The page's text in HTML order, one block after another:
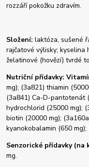
rozzáří pokožku zdravím.
Složení: laktóza, sušené
rajčatové výlisky; kyselina
želatinové (hovězí) tvrdé
Nutriční přídavky:
mg); (3a821) thiamin
(3a841) Ca-D-pantotenát
hydrochlorid (25000 mg);
biotin (20000 mg);
kyanokobalamin (650
Senzorické přídavky (na
mg.